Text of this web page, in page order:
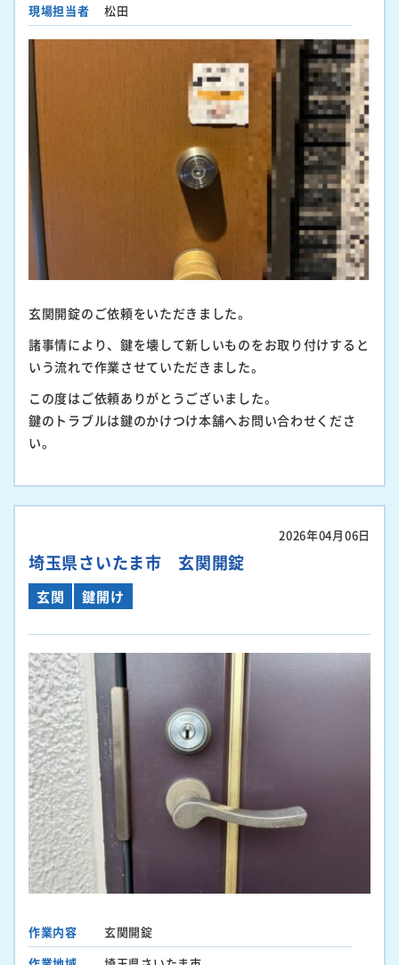
現場担当者
松田
玄関開錠のご依頼をいただきました。
諸事情により、鍵を壊して新しいものをお取り付けすると
いう流れで作業させていただきました。
この度はご依頼ありがとうございました。
鍵のトラブルは鍵のかけつけ本舗へお問い合わせくださ
い。
2026年04月06日
埼玉県さいたま市 玄関開錠
玄関 鍵開け
作業内容
玄関開錠